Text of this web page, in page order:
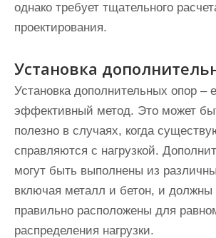
однако требует тщательного
проектирования.
Установка
Установка дополнительных опор –
эффективный метод. Это может
полезно в случаях, когда
справляются с нагрузкой.
могут быть выполнены из
включая металл и бетон, и должны
правильно расположены для
распределения нагрузки.